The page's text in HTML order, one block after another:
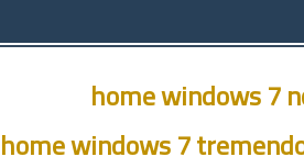
home windows 7
home windows 7